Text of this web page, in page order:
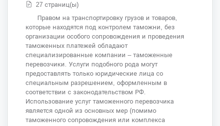
27 страниц(ы)
Правом на транспортировку грузов и товаров,
которые находятся под контролем таможни, без
организации особого сопровождения и проведения
таможенных платежей обладают
специализированные компании – таможенные
перевозчики. Услуги подобного рода могут
предоставлять только юридические лица со
специальным разрешением, оформленным в
соответствии с законодательством РФ.
Использование услуг таможенного перевозчика
является одной из основных мер (помимо
таможенного сопровождения или комплекса